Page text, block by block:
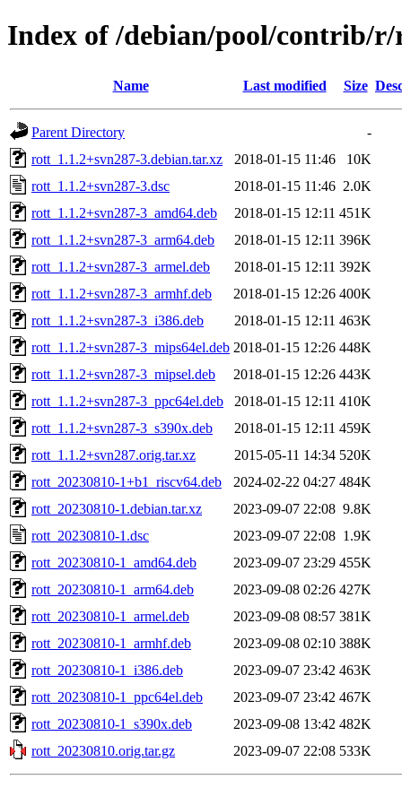
Index of /debian/pool/contrib/
Name Last modified Size
Parent Directory
-
rott_1.1.2+svn287-3.debian.tar.xz
2018-01-15 11:46
10K
rott_1.1.2+svn287-3.dsc
2018-01-15 11:46 2.0K
rott_1.1.2+svn287-3_amd64.deb
2018-01-15 12:11 451K
rott_1.1.2+svn287-3_arm64.deb
2018-01-15 12:11 396K
rott_1.1.2+svn287-3_armel.deb
2018-01-15 12:11 392K
rott_1.1.2+svn287-3_armhf.deb
2018-01-15 12:26 400K
rott_1.1.2+svn287-3_i386.deb
2018-01-15 12:11 463K
rott_1.1.2+svn287-3_mips64el.deb 2018-01-15 12:26 448K
rott_1.1.2+svn287-3_mipsel.deb
2018-01-15 12:26 443K
rott_1.1.2+svn287-3_ppc64el.deb
2018-01-15 12:11 410K
rott_1.1.2+svn287-3_s390x.deb
2018-01-15 12:11 459K
rott_1.1.2+svn287.orig.tar.xz
2015-05-11 14:34 520K
rott_20230810-1+b1_riscv64.deb
2024-02-22 04:27 484K
rott_20230810-1.debian.tar.xz
2023-09-07 22:08 9.8K
rott_20230810-1.dsc
2023-09-07 22:08 1.9K
rott_20230810-1_amd64.deb
2023-09-07 23:29 455K
rott_20230810-1_arm64.deb
2023-09-08 02:26 427K
rott_20230810-1_armel.deb
2023-09-08 08:57 381K
rott_20230810-1_armhf.deb
2023-09-08 02:10 388K
rott_20230810-1_i386.deb
2023-09-07 23:42 463K
rott_20230810-1_ppc64el.deb
2023-09-07 23:42 467K
rott_20230810-1_s390x.deb
2023-09-08 13:42 482K
rott_20230810.orig.tar.gz
2023-09-07 22:08 533K